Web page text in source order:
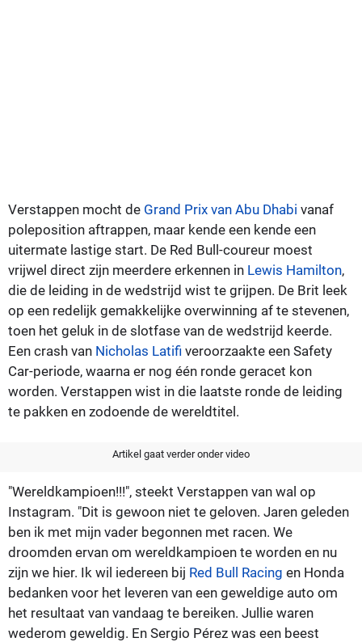
Verstappen mocht de Grand Prix van Abu Dhabi vanaf
poleposition aftrappen, maar kende een kende een
uitermate lastige start. De Red Bull-coureur moest
vrijwel direct zijn meerdere erkennen in Lewis Hamilton,
die de leiding in de wedstrijd wist te grijpen. De Brit leek
op een redelijk gemakkelijke overwinning af te stevenen,
toen het geluk in de slotfase van de wedstrijd keerde.
Een crash van Nicholas Latifi veroorzaakte een Safety
Car-periode, waarna er nog één ronde geracet kon
worden. Verstappen wist in die laatste ronde de leiding
te pakken en zodoende de wereldtitel.
Artikel gaat verder onder video
"Wereldkampioen!!!", steekt Verstappen van wal op
Instagram. "Dit is gewoon niet te geloven. Jaren geleden
ben ik met mijn vader begonnen met racen. We
droomden ervan om wereldkampioen te worden en nu
zijn we hier. Ik wil iedereen bij Red Bull Racing en Honda
bedanken voor het leveren van een geweldige auto om
het resultaat van vandaag te bereiken. Jullie waren
wederom geweldig. En Sergio Pérez was een beest